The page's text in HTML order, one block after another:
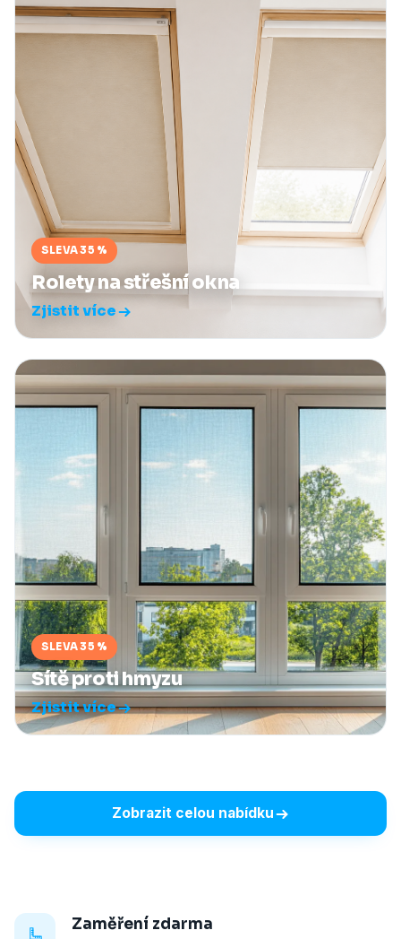
SLEVA 35 %
Rolety na střešní okna
Zjistit více
SLEVA 35 %
Sítě proti hmyzu
Zjistit více
Zobrazit celou nabídku
Zaměření zdarma